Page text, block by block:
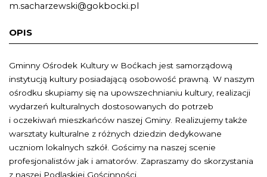
m.sacharzewski@gokbocki.pl
OPIS
Gminny Ośrodek Kultury w Boćkach jest samorządową
instytucją kultury posiadającą osobowość prawną. W naszym
ośrodku skupiamy się na upowszechnianiu kultury, realizacji
wydarzeń kulturalnych dostosowanych do potrzeb
i oczekiwań mieszkańców naszej Gminy. Realizujemy także
warsztaty kulturalne z różnych dziedzin dedykowane
uczniom lokalnych szkół. Gościmy na naszej scenie
profesjonalistów jak i amatorów. Zapraszamy do skorzystania
z naszej Podlaskiej Gościnności.